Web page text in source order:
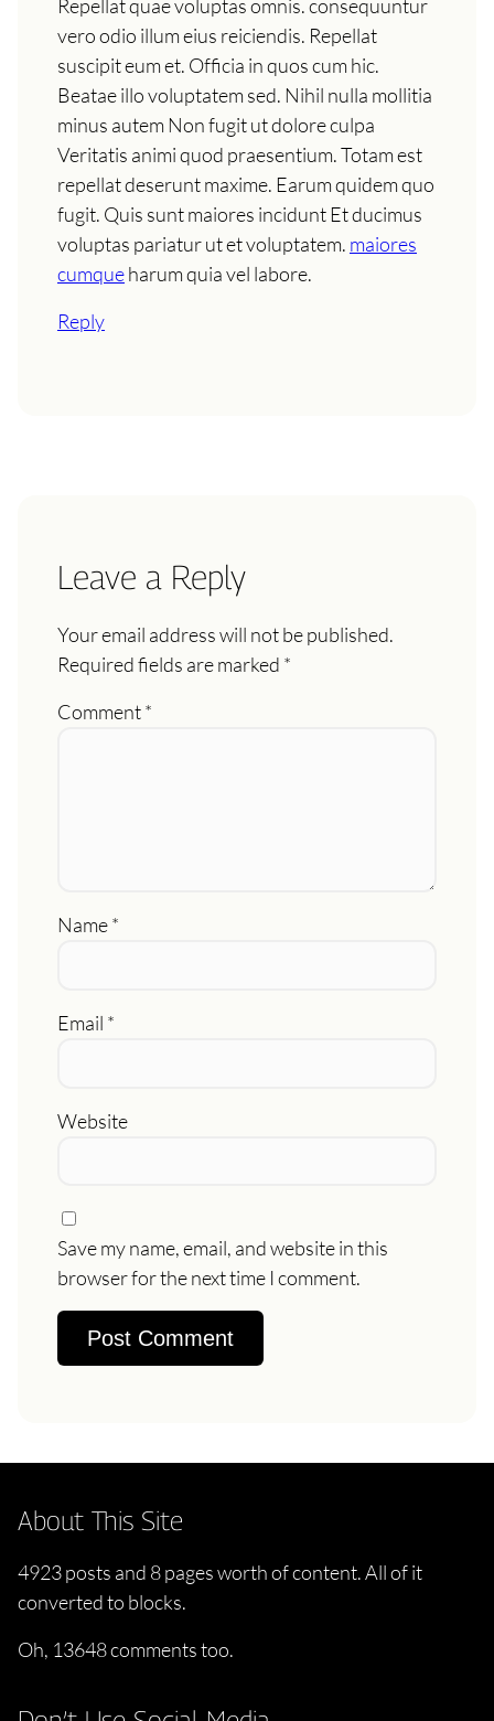
Repellat quae voluptas omnis. consequuntur
vero odio illum eius reiciendis. Repellat
suscipit eum et. Officia in quos cum hic.
Beatae illo voluptatem sed. Nihil nulla mollitia
minus autem Non fugit ut dolore culpa
Veritatis animi quod praesentium. Totam est
repellat deserunt maxime. Earum quidem quo
fugit. Quis sunt maiores incidunt Et ducimus
voluptas pariatur ut et voluptatem. maiores
cumqueharum quia vel labore.
Reply
Leave a Reply
Your email address will not be published.
Required fields are marked *
Comment*
Name*
Email *
Website
Save my name, email, and website in this
browser for the next time I comment.
About This Site
4923 posts and 8 pages worth of content. All of it
converted to blocks.
Oh, 13648 comments too.